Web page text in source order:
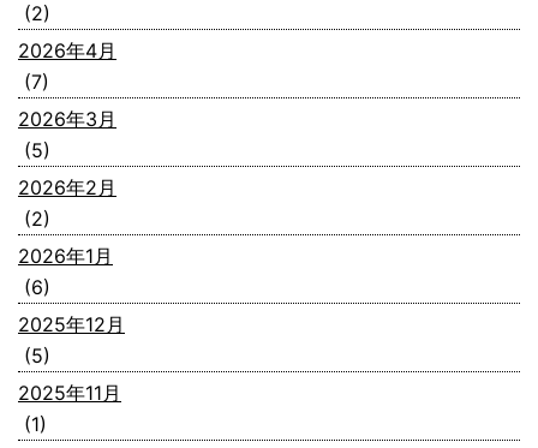
(2)
2026年4月
(7)
2026年3月
(5)
2026年2月
(2)
2026年1月
(6)
2025年12月
(5)
2025年11月
(1)